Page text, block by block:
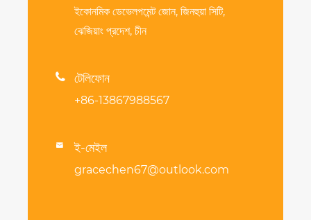
ইকোনমিক ডেভেলপমেন্ট জোন, জিনহুয়া সিটি,
ঝেজিয়াং প্রদেশ, চীন
 টেলিফোন
+86-13867988567
 ই-মেইল
gracechen67@outlook.com